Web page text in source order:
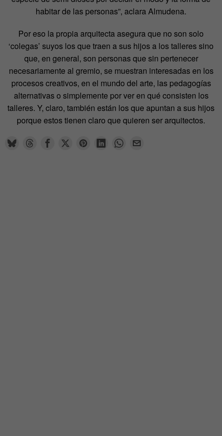
habitar de las personas”, aclara Almudena.
Por eso la propia arquitecta asegura que no son solo
‘colegas’ suyos los que traen a sus hijos a los talleres sino
que, en general, son personas que sin pertenecer
necesariamente al gremio, se muestran interesadas en los
procesos creativos, en el mundo del arte, las pedagogías
alternativas o simplemente por ver en qué consisten los
talleres. Y, claro, también están los que apuntan a sus hijos
porque estos tienen claro que quieren ser arquitectos.